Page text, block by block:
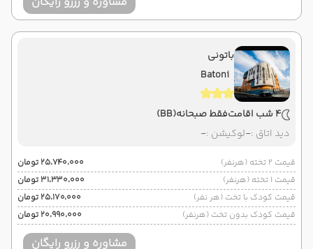
باتونی
Batoni
4 شب اقامت فقط صبحانه(BB)
دید اتاق :-لوکیشن :-
قیمت 2 تخته (هرنفر)
۲۵٬۷۴۰٬۰۰۰ تومان
قیمت 1 تخته (هرنفر)
۳۱٬۳۳۰٬۰۰۰ تومان
قیمت کودک با تخت (هر نفر)
۲۵٬۱۷۰٬۰۰۰ تومان
قیمت کودک بدون تخت (هرنفر)
۲۰٬۹۹۰٬۰۰۰ تومان
مشاوره و رزرو رایگان